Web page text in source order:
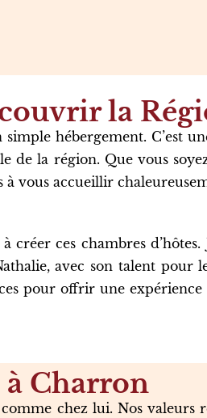
la
hébergement. C’est
de la région. Que vous
à vous accueillir
ces chambres d’hôtes.
avec son talent pour
pour offrir une expérience
à Charron
chez lui. Nos valeurs